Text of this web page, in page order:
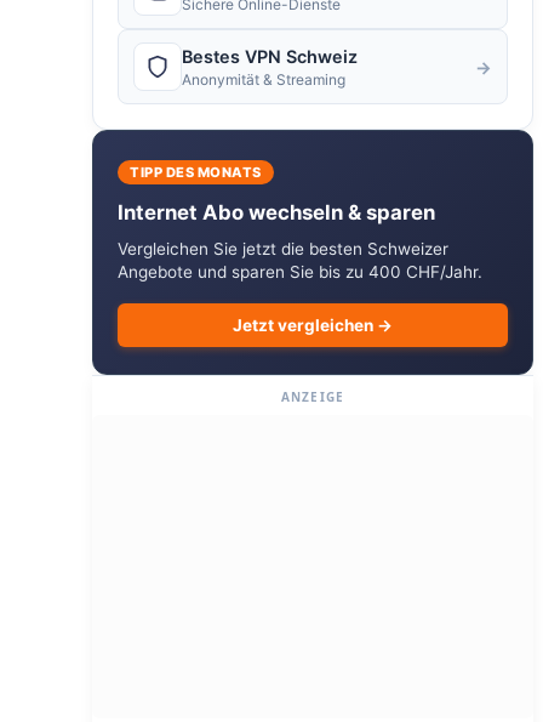
Sichere Online-Dienste
Bestes VPN Schweiz
Anonymität & Streaming
→
TIPP DES MONATS
Internet Abo wechseln & sparen
Vergleichen Sie jetzt die besten Schweizer
Angebote und sparen Sie bis zu 400 CHF/Jahr.
Jetzt vergleichen →
ANZEIGE